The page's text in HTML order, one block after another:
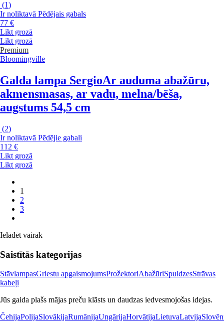
(1)
Ir noliktavā Pēdējais gabals
77 €
Likt grozā
Likt grozā
Premium
Bloomingville
Galda lampa SergioAr auduma abažūru,
akmensmasas, ar vadu, melna/bēša,
augstums 54,5 cm
(2)
Ir noliktavā Pēdējie gabali
112 €
Likt grozā
Likt grozā
1
2
3
Ielādēt vairāk
Saistītās kategorijas
StāvlampasGriestu apgaismojumsProžektoriAbažūriSpuldzesStrāvas
kabeļi
Jūs gaida plašs mājas preču klāsts un daudzas iedvesmojošas idejas.
ČehijaPolijaSlovākijaRumānijaUngārijaHorvātijaLietuvaLatvija